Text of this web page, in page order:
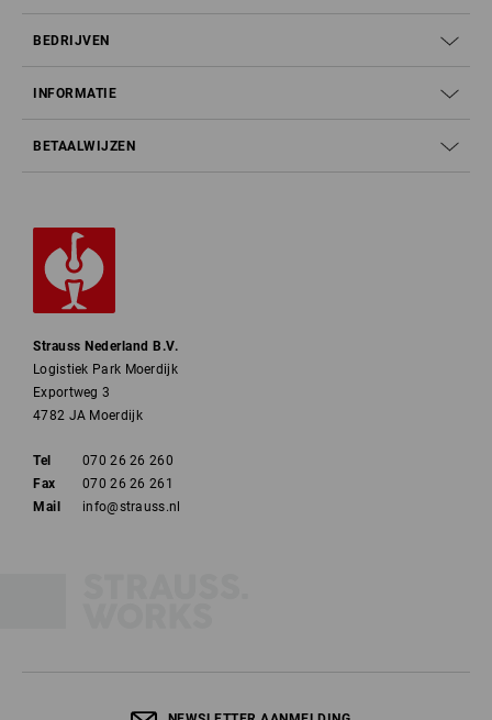
BEDRIJVEN
INFORMATIE
BETAALWIJZEN
Strauss Nederland B.V.
Logistiek Park Moerdijk
Exportweg 3
4782 JA Moerdijk
Tel
070 26 26 260
Fax
070 26 26 261
Mail
info@strauss.nl